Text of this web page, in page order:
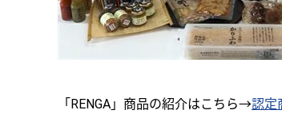
「RENGA」商品の紹介はこちら→認定